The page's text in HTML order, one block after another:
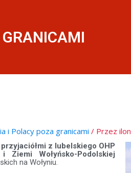
i Polacy poza granicami / Przez
z lubelskiego OHP
Ziemi Wołyńsko-Podolskiej
na Wołyniu.